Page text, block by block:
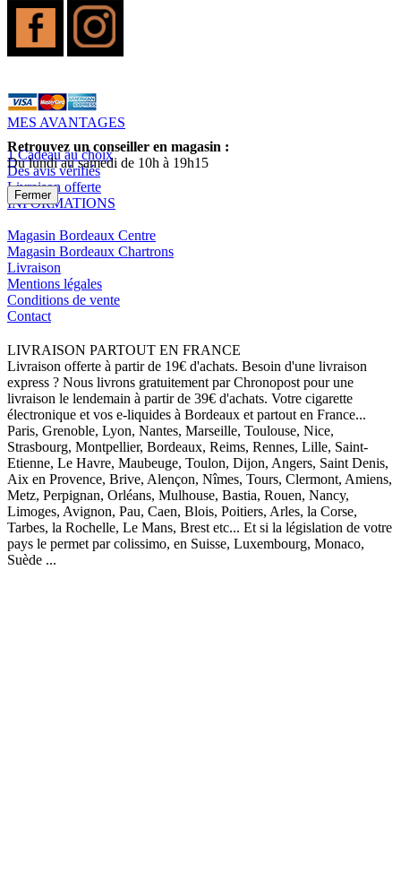
MES AVANTAGES
1 Cadeau au choix
Des avis vérifiés
Livraison offerte
INFORMATIONS
Magasin Bordeaux Centre
Magasin Bordeaux Chartrons
Livraison
Mentions légales
Conditions de vente
Contact
LIVRAISON PARTOUT EN FRANCE
Livraison offerte à partir de 19€ d'achats. Besoin d'une livraison
express ? Nous livrons gratuitement par Chronopost pour une
livraison le lendemain à partir de 39€ d'achats. Votre cigarette
électronique et vos e-liquides à Bordeaux et partout en France...
Paris, Grenoble, Lyon, Nantes, Marseille, Toulouse, Nice,
Strasbourg, Montpellier, Bordeaux, Reims, Rennes, Lille, Saint-
Etienne, Le Havre, Maubeuge, Toulon, Dijon, Angers, Saint Denis,
Aix en Provence, Brive, Alençon, Nîmes, Tours, Clermont, Amiens,
Metz, Perpignan, Orléans, Mulhouse, Bastia, Rouen, Nancy,
Limoges, Avignon, Pau, Caen, Blois, Poitiers, Arles, la Corse,
Tarbes, la Rochelle, Le Mans, Brest etc... Et si la législation de votre
pays le permet par colissimo, en Suisse, Luxembourg, Monaco,
Suède ...
Retrouvez un conseiller en magasin :
Du lundi au samedi de 10h à 19h15
Fermer